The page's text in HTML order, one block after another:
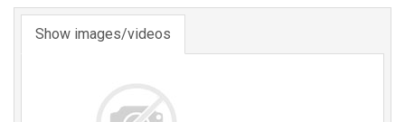
Show images/videos